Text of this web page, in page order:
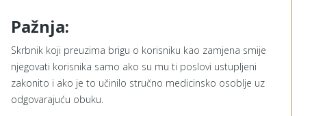
Pažnja:
Skrbnik koji preuzima brigu o korisniku kao zamjena smije
njegovati korisnika samo ako su mu ti poslovi ustupljeni
zakonito i ako je to učinilo stručno medicinsko osoblje uz
odgovarajuću obuku.